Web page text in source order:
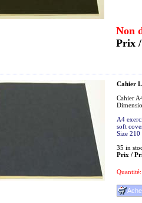
Non
Prix
Cahier
Cahier
A4
soft
Size
35 in
Prix /
Quantité: